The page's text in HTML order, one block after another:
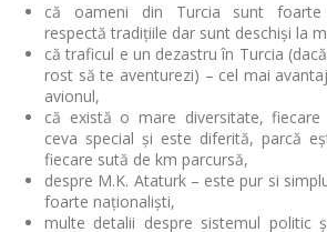
că oameni din Turcia sunt foarte
respectă tradițiile dar sunt deschiși la
că traficul e un dezastru în Turcia
rost să te aventurezi) – cel mai
avionul,
că există o mare diversitate,
ceva special și este diferită, parcă
fiecare sută de km parcursă,
despre M.K. Ataturk – este pur si
foarte naționaliști,
multe detalii despre sistemul politic